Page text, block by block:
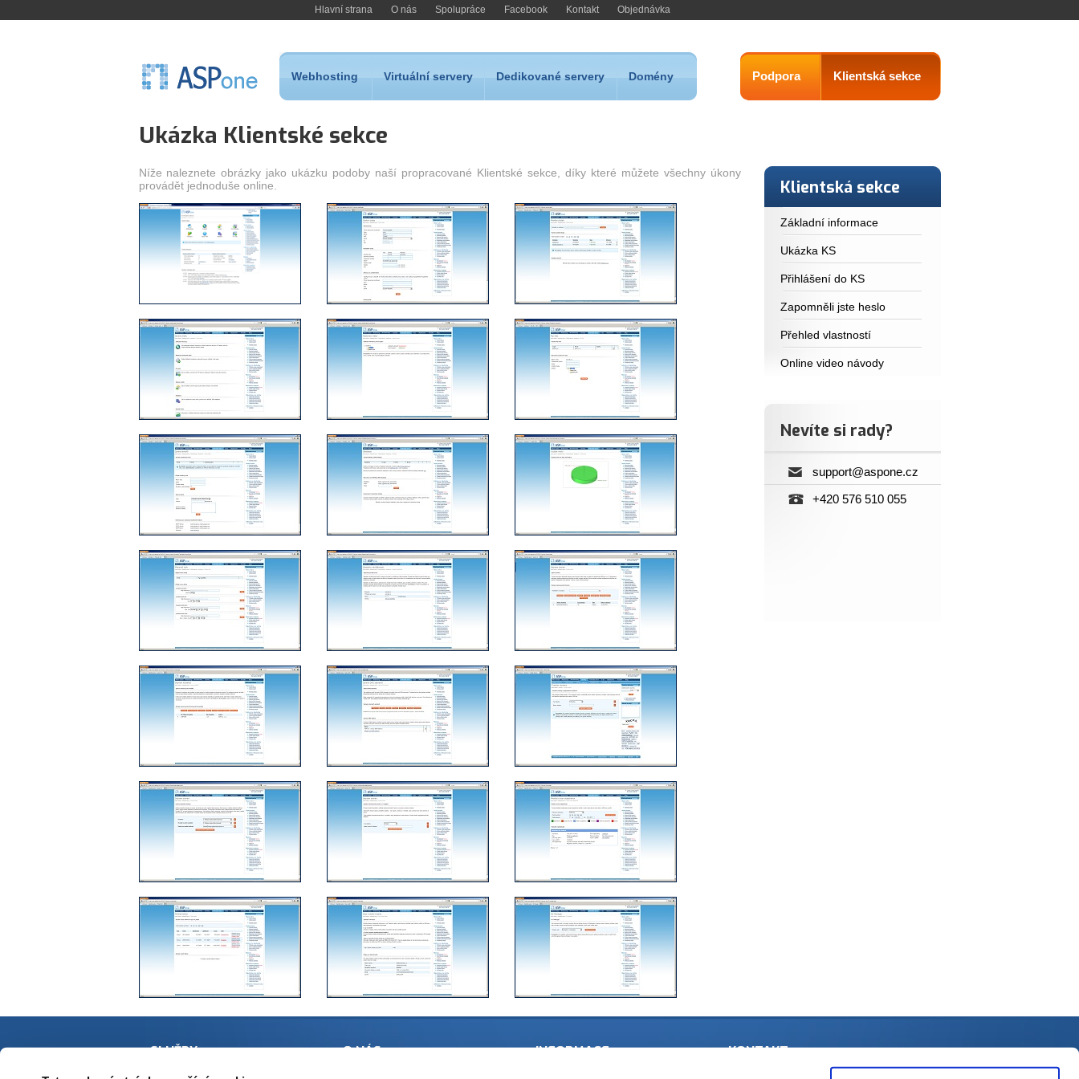
Hlavní strana O nás Spolupráce Facebook Kontakt Objednávka
Webhosting Virtuální servery Dedikované servery Domény Podpora Klientská sekce
Ukázka Klientské sekce
Níže naleznete obrázky jako ukázku podoby naší propracované Klientské sekce, díky které můžete všechny úkony
provádět jednoduše online.
Klientská sekce
Základní informace
Ukázka KS
Přihlášení do KS
Zapomněli jste heslo
Přehled vlastností
Online video návody
Nevíte si rady?
support@aspone.cz
+420 576 510 055
SLUŽBY O NÁS INFORMACE KONTAKT